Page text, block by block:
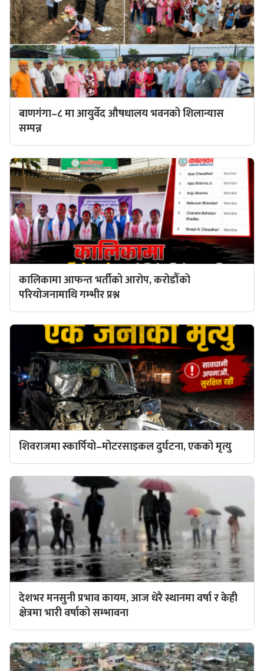
बाणगंगा–८ मा आयुर्वेद औषधालय भवनको शिलान्यास
सम्पन्न
कालिकामा आफन्त भर्तीको आरोप, करोडौँको
परियोजनामाथि गम्भीर प्रश्न
शिवराजमा स्कार्पियो–मोटरसाइकल दुर्घटना, एकको मृत्यु
देशभर मनसुनी प्रभाव कायम, आज धेरै स्थानमा वर्षा र केही
क्षेत्रमा भारी वर्षाको सम्भावना